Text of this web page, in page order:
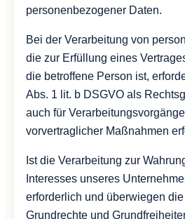
personenbezogener Daten.
Bei der Verarbeitung von
die zur Erfüllung eines
die betroffene Person ist,
Abs. 1 lit. b DSGVO als
auch für
vorvertraglicher Maßnahmen
Ist die Verarbeitung zur
Interesses unseres
erforderlich und überwiegen
Grundrechte und